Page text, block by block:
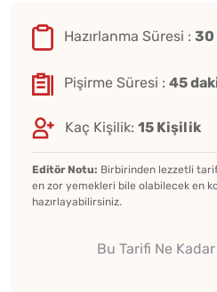
Hazırlanma Süresi : 30
Pişirme Süresi : 45
Kaç Kişilik: 15 Kişilik
Editör Notu: Birbirinden lezzetli
en zor yemekleri bile olabilecek en
hazırlayabilirsiniz.
Bu Tarifi Ne